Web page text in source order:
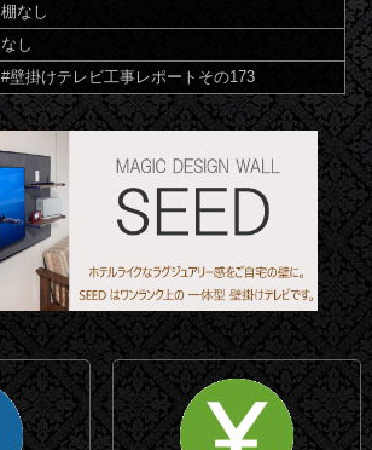
棚なし
なし
#壁掛けテレビ工事レポートその173